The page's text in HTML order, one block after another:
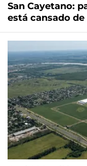
San Cayetano:
está cansado